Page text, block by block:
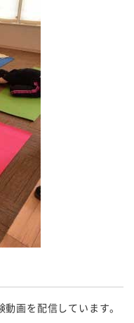
画を配信しています。